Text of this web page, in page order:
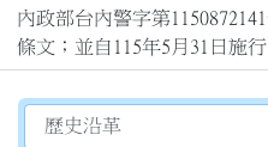
內政部台內警字第
條文；並自115年5月31日施行
切換選擇法規資訊內容